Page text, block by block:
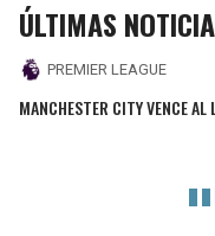
ÚLTIMAS
PREMIER LEAGUE
MANCHESTER CITY VENCE AL